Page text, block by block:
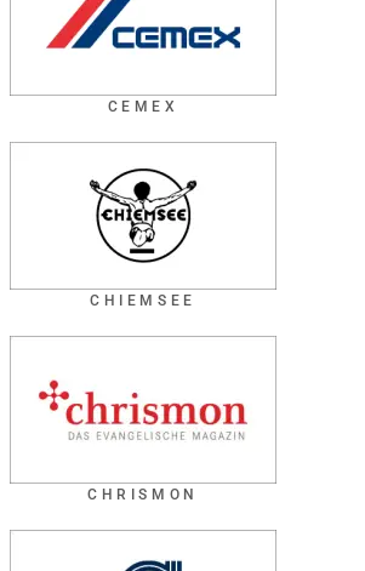
CEMEX
CHIEMSEE
CHRISMON